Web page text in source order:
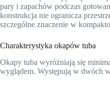
pary i zapachów podczas
konstrukcja nie ogranicza
szczególne znaczenie w
Charakterystyka okapów tuba
Okapy tuba wyróżniają się
wyglądem. Występują w dwóch